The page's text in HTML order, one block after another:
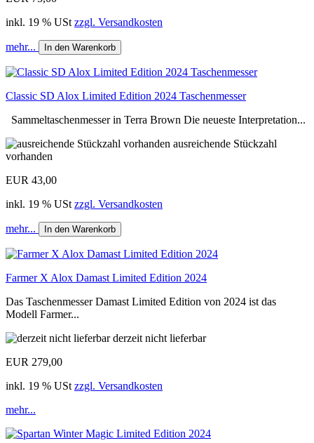
inkl. 19 % USt zzgl. Versandkosten
mehr... In den Warenkorb
Classic SD Alox Limited Edition 2024 Taschenmesser
Sammeltaschenmesser in Terra Brown Die neueste Interpretation...
ausreichende Stückzahl
vorhanden
EUR 43,00
inkl. 19 % USt zzgl. Versandkosten
mehr... In den Warenkorb
Farmer X Alox Damast Limited Edition 2024
Das Taschenmesser Damast Limited Edition von 2024 ist das
Modell Farmer...
derzeit nicht lieferbar
EUR 279,00
inkl. 19 % USt zzgl. Versandkosten
mehr...